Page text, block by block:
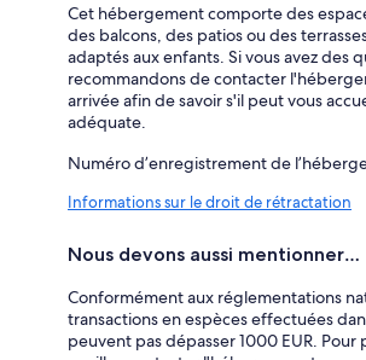
Cet hébergement comporte des
des balcons, des patios ou des
adaptés aux enfants. Si vous avez des
recommandons de contacter
arrivée afin de savoir s'il peut vous
adéquate.
Numéro d’enregistrement de
Informations sur le droit de rétractation
Nous devons aussi mentionner…
Conformément aux réglementations
transactions en espèces effectuées
peuvent pas dépasser 1000 EUR.